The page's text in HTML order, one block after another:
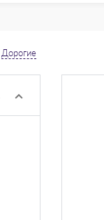
Дорогие